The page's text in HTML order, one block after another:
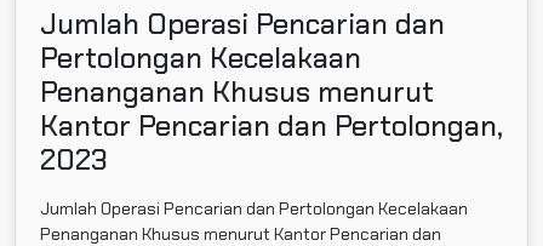
Jumlah Operasi Pencarian dan
Pertolongan Kecelakaan
Penanganan Khusus menurut
Kantor Pencarian dan Pertolongan,
2023
Jumlah Operasi Pencarian dan Pertolongan Kecelakaan
Penanganan Khusus menurut Kantor Pencarian dan